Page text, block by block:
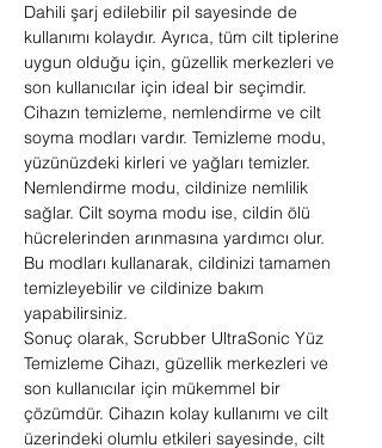
Dahili şarj edilebilir pil sayesinde de
kullanımı kolaydır. Ayrıca, tüm cilt tiplerine
uygun olduğu için, güzellik merkezleri ve
son kullanıcılar için ideal bir seçimdir.
Cihazın temizleme, nemlendirme ve cilt
soyma modları vardır. Temizleme modu,
yüzünüzdeki kirleri ve yağları temizler.
Nemlendirme modu, cildinize nemlilik
sağlar. Cilt soyma modu ise, cildin ölü
hücrelerinden arınmasına yardımcı olur.
Bu modları kullanarak, cildinizi tamamen
temizleyebilir ve cildinize bakım
yapabilirsiniz.
Sonuç olarak, Scrubber UltraSonic Yüz
Temizleme Cihazı, güzellik merkezleri ve
son kullanıcılar için mükemmel bir
çözümdür. Cihazın kolay kullanımı ve cilt
üzerindeki olumlu etkileri sayesinde, cilt